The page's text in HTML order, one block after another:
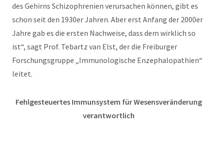
des Gehirns Schizophrenien verursachen können, gibt es
schon seit den 1930er Jahren. Aber erst Anfang der 2000er
Jahre gab es die ersten Nachweise, dass dem wirklich so
ist“, sagt Prof. Tebartz van Elst, der die Freiburger
Forschungsgruppe „Immunologische Enzephalopathien“
leitet.
Fehlgesteuertes Immunsystem für Wesensveränderung
verantwortlich